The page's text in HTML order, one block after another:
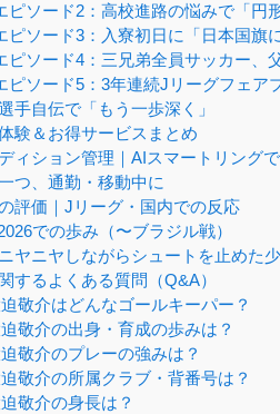
ピソード2：高校進路の悩みで「円
ピソード3：入寮初日に「日本国旗
ピソード4：三兄弟全員サッカー、
ピソード5：3年連続Jリーグフェア
手自伝で「もう一歩深く」
験＆お得サービスまとめ
ィション管理｜AIスマートリング
つ、通勤・移動中に
評価｜Jリーグ・国内での反応
での歩み（〜ブラジル戦）
ヤニヤしながらシュートを止めた
するよくある質問（Q&A）
敬介はどんなゴールキーパー？
敬介の出身・育成の歩みは？
敬介のプレーの強みは？
敬介の所属クラブ・背番号は？
敬介の身長は？